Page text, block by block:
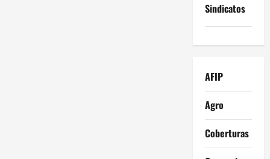
Sindicatos
AFIP
Agro
Coberturas